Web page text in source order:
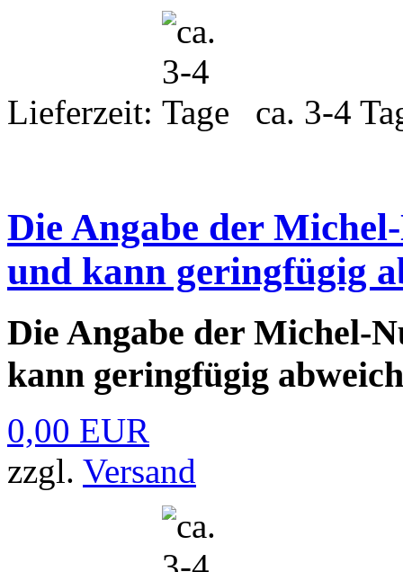
Lieferzeit: ca. 3-4
Die Angabe der
und kann geringfügig
Die Angabe der Michel-
kann geringfügig
0,00 EUR
zzgl. Versand